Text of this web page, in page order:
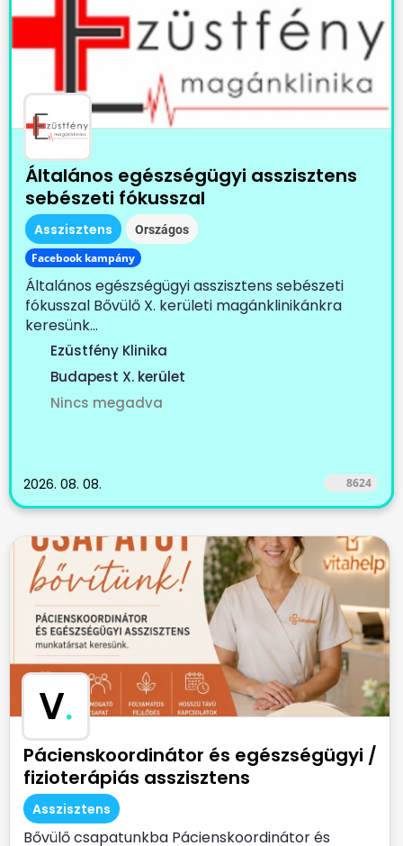
Általános egészségügyi asszisztens
sebészeti fókusszal
Asszisztens Országos
Facebook kampány
Általános egészségügyi asszisztens sebészeti
fókusszal Bővülő X. kerületi magánklinikánkra
keresünk...
Ezüstfény Klinika
Budapest X. kerület
Nincs megadva
2026. 08. 08. 8624
V.
Pácienskoordinátor és egészségügyi /
fizioterápiás asszisztens
Asszisztens
Bővülő csapatunkba Pácienskoordinátor és